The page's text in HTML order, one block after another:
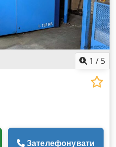
1 / 5
Зателефонувати